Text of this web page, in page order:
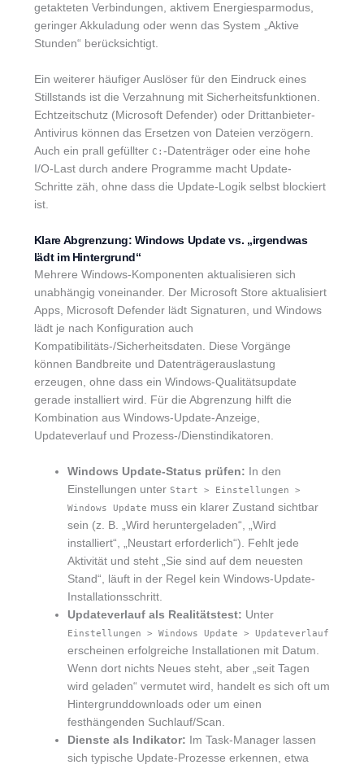
getakteten Verbindungen, aktivem Energiesparmodus,
geringer Akkuladung oder wenn das System „Aktive
Stunden“ berücksichtigt.
Ein weiterer häufiger Auslöser für den Eindruck eines
Stillstands ist die Verzahnung mit Sicherheitsfunktionen.
Echtzeitschutz (Microsoft Defender) oder Drittanbieter-
Antivirus können das Ersetzen von Dateien verzögern.
Auch ein prall gefüllter C: -Datenträger oder eine hohe
I/O-Last durch andere Programme macht Update-
Schritte zäh, ohne dass die Update-Logik selbst blockiert
ist.
Klare Abgrenzung: Windows Update vs. „irgendwas
lädt im Hintergrund“
Mehrere Windows-Komponenten aktualisieren sich
unabhängig voneinander. Der Microsoft Store aktualisiert
Apps, Microsoft Defender lädt Signaturen, und Windows
lädt je nach Konfiguration auch
Kompatibilitäts-/Sicherheitsdaten. Diese Vorgänge
können Bandbreite und Datenträgerauslastung
erzeugen, ohne dass ein Windows-Qualitätsupdate
gerade installiert wird. Für die Abgrenzung hilft die
Kombination aus Windows-Update-Anzeige,
Updateverlauf und Prozess-/Dienstindikatoren.
Windows Update-Status prüfen: In den
Einstellungen unter Start > Einstellungen >
Windows Update muss ein klarer Zustand sichtbar
sein (z. B. „Wird heruntergeladen“, „Wird
installiert“, „Neustart erforderlich“). Fehlt jede
Aktivität und steht „Sie sind auf dem neuesten
Stand“, läuft in der Regel kein Windows-Update-
Installationsschritt.
Updateverlauf als Realitätstest: Unter
Einstellungen > Windows Update > Updateverlauf
erscheinen erfolgreiche Installationen mit Datum.
Wenn dort nichts Neues steht, aber „seit Tagen
wird geladen“ vermutet wird, handelt es sich oft um
Hintergrunddownloads oder um einen
festhängenden Suchlauf/Scan.
Dienste als Indikator: Im Task-Manager lassen
sich typische Update-Prozesse erkennen, etwa